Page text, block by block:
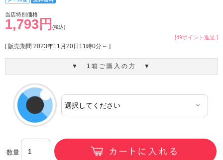
当店特別価格
1,793円 (税込)
[49ポイント進呈 ]
[ 販売期間 2023年11月20日11時0分～ ]
▼ 1箱ご購入の方 ▼
数量